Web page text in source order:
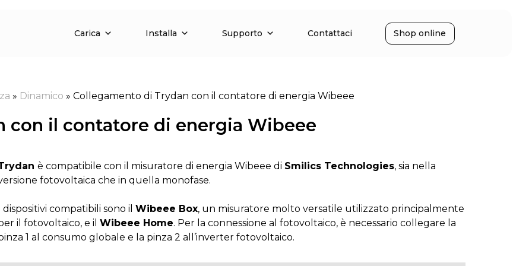
Carica Installa Supporto Contattaci Shop online
» Dinamico » Collegamento di Trydan con il contatore di energia Wibeee
con il contatore di energia Wibeee
è compatibile con il misuratore di energia Wibeee di Smilics Technologies, sia nella
fotovoltaica che in quella monofase.
dispositivi compatibili sono il Wibeee Box, un misuratore molto versatile utilizzato principalmente
il fotovoltaico, e il Wibeee Home. Per la connessione al fotovoltaico, è necessario collegare la
1 al consumo globale e la pinza 2 all’inverter fotovoltaico.